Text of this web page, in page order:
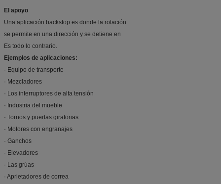
El apoyo
Una aplicación backstop es donde la rotación
se permite en una dirección y se detiene en
Es todo lo contrario.
Ejemplos de aplicaciones:
· Equipo de transporte
· Mezcladores
· Los interruptores de alta tensión
· Industria del mueble
· Tornos y puertas giratorias
· Motores con engranajes
· Ganchos
· Elevadores
· Las grúas
· Aprietadores de correa